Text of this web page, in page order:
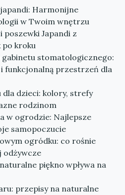
Harmonijne
w Twoim wnętrzu
poszewki Japandi z
po kroku
stomatologicznego:
funkcjonalną przestrzeń dla
dzieci: kolory, strefy
rodzinom
w ogrodzie: Najlepsze
samopoczucie
ogródku: co rośnie
odżywcze
piękno wpływa na
przepisy na naturalne